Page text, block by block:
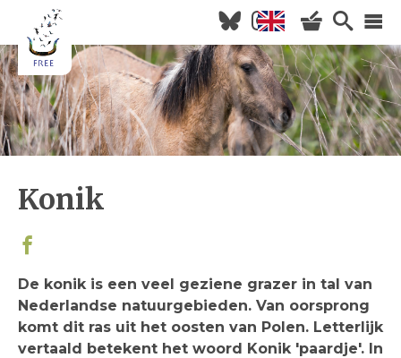
Overslaan
naar
de
inhoud
gaan
Hoofdnavigatie
HOME
NIEUWS
OVER FREE
WILDERNISVLEES
Konik
De konik is een veel geziene grazer in tal van
Nederlandse natuurgebieden. Van oorsprong
komt dit ras uit het oosten van Polen. Letterlijk
vertaald betekent het woord Konik 'paardje'. In